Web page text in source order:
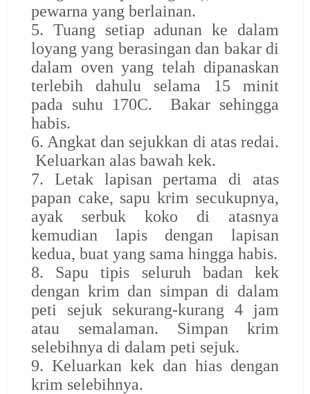
pewarna yang berlainan.
5. Tuang setiap adunan ke dalam
loyang yang berasingan dan bakar di
dalam oven yang telah dipanaskan
terlebih dahulu selama 15 minit
pada suhu 170C. Bakar sehingga
habis.
6. Angkat dan sejukkan di atas redai.
Keluarkan alas bawah kek.
7. Letak lapisan pertama di atas
papan cake, sapu krim secukupnya,
ayak serbuk koko di atasnya
kemudian lapis dengan lapisan
kedua, buat yang sama hingga habis.
8. Sapu tipis seluruh badan kek
dengan krim dan simpan di dalam
peti sejuk sekurang-kurang 4 jam
atau semalaman. Simpan krim
selebihnya di dalam peti sejuk.
9. Keluarkan kek dan hias dengan
krim selebihnya.